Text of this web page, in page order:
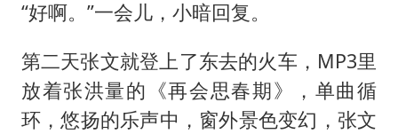
“好啊。”一会儿，小暗回复。
第二天张文就登上了东去的火车，MP3里
放着张洪量的《再会思春期》，单曲循
环，悠扬的乐声中，窗外景色变幻，张文